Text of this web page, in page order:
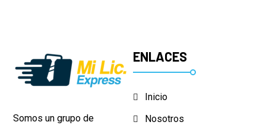
Somos un grupo de
ENLACES
Inicio
Nosotros